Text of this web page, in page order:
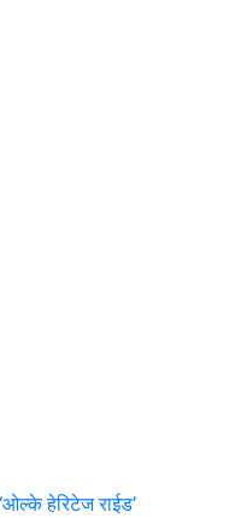
हेरिटेज राईड’